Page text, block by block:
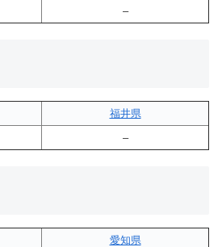
–
福井県
–
愛知県